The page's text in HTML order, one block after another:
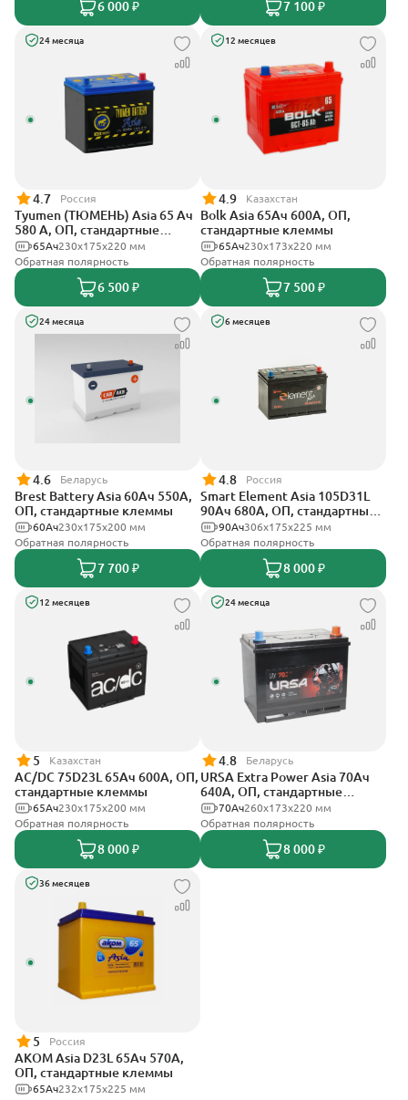
6 000 ₽ 7 100 ₽
24 месяца
4.7 Россия
Tyumen (ТЮМЕНЬ) Asia 65 Ач
580 А, ОП, стандартные
клеммы230x175x220 мм
65Ач
Обратная полярность
6 500 ₽
12 месяцев
4.9 Казахстан
Bolk Asia 65Ач 600А, ОП,
стандартные клеммы
230x173x220 мм
65Ач
Обратная полярность
7 500 ₽
24 месяца
4.6 Беларусь
Brest Battery Asia 60Ач 550А,
ОП, стандартные клеммы
230x175x200 мм
60Ач
Обратная полярность
7 700 ₽
6 месяцев
4.8 Россия
Smart Element Asia 105D31L
90Ач 680А, ОП, стандартные
клеммы306x175x225 мм
90Ач
Обратная полярность
8 000 ₽
12 месяцев
5 Казахстан
AC/DC 75D23L 65Ач 600А, ОП,
стандартные клеммы
230x175x200 мм
65Ач
Обратная полярность
8 000 ₽
24 месяца
4.8 Беларусь
URSA Extra Power Asia 70Ач
640А, ОП, стандартные
клеммы260x173x220 мм
70Ач
Обратная полярность
8 000 ₽
36 месяцев
5 Россия
АКОМ Asia D23L 65Ач 570А,
ОП, стандартные клеммы
232x175x225 мм
65Ач